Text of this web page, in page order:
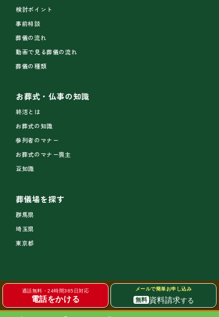
通話無料・24時間365日対応
電話をかける
メールで簡単お申し込み
無料 資料請求する
検討ポイント
事前相談
葬儀の流れ
動画で見る葬儀の流れ
葬儀の種類
お葬式・仏事の知識
終活とは
お葬式の知識
参列者のマナー
お葬式のマナー喪主
豆知識
葬儀場を探す
群馬県
埼玉県
東京都
サイトトップ
個人情報の取り扱い